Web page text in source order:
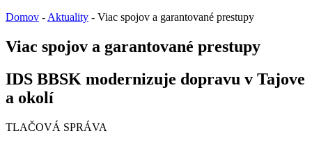
Domov - Aktuality - Viac spojov a garantované prestupy
Viac spojov a garantované prestupy
IDS BBSK modernizuje dopravu v Tajove
a okolí
TLAČOVÁ SPRÁVA